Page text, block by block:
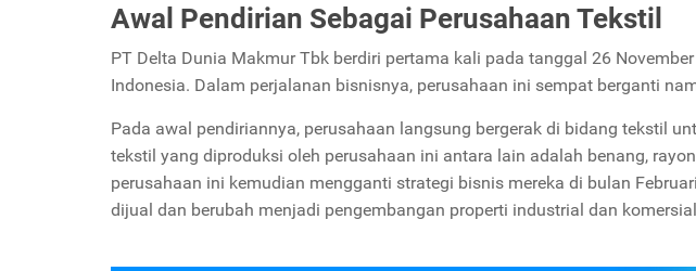
Awal Pendirian Sebagai Perusahaan Tekstil
PT Delta Dunia Makmur Tbk berdiri pertama kali pada tanggal 26
Indonesia. Dalam perjalanan bisnisnya, perusahaan ini sempat berganti
Pada awal pendiriannya, perusahaan langsung bergerak di bidang tekstil
tekstil yang diproduksi oleh perusahaan ini antara lain adalah benang,
perusahaan ini kemudian mengganti strategi bisnis mereka di bulan
dijual dan berubah menjadi pengembangan properti industrial dan